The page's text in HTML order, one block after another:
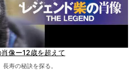
肖像ー12歳を超えて
寿の秘訣を探る。